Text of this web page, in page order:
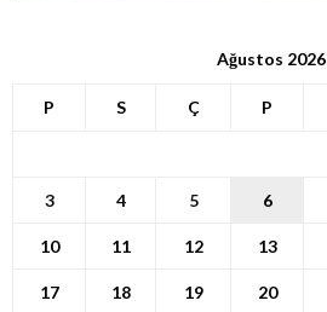
Ağustos 2026
P S Ç P
3 4 5 6
10 11 12 13
17 18 19 20